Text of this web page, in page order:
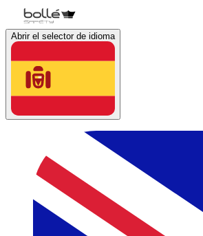
Abrir el selector de idioma